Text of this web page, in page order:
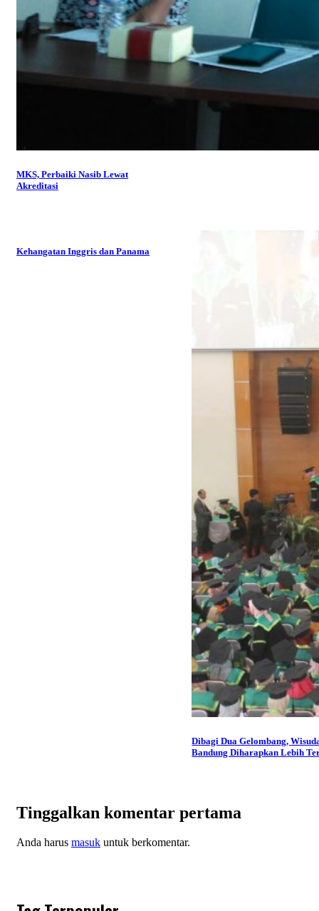
MKS, Perbaiki Nasib Lewat
Akreditasi
Kehangatan Inggris dan Panama
Dibagi Dua Gelombang,
Bandung Diharapkan Lebih
Tinggalkan komentar pertama
Anda harus masuk untuk berkomentar.